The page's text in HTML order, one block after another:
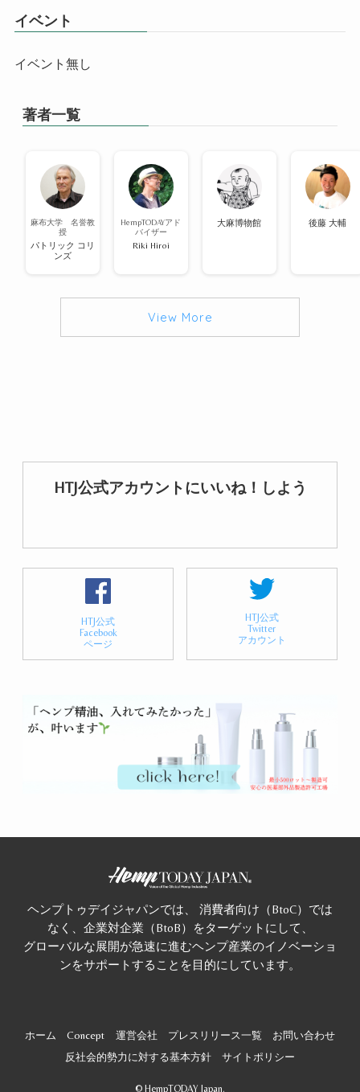
イベント
イベント無し
著者一覧
麻布大学 名誉教
授
パトリック コリ
ンズ
HempTODAYアド
バイザー
Riki Hiroi
大麻博物館 後藤 大輔
View More
HTJ公式アカウントにいいね！しよう
HTJ公式
Facebook
ページ
HTJ公式
Twitter
アカウント
ヘンプトゥデイジャパンでは、 消費者向け（BtoC）では
なく、企業対企業（BtoB）をターゲットにして、
グローバルな展開が急速に進むヘンプ産業のイノベーショ
ンをサポートすることを目的にしています。
ホーム Concept 運営会社 プレスリリース一覧
お問い合わせ
反社会的勢力に対する基本方針
サイトポリシー
© HempTODAY Japan.